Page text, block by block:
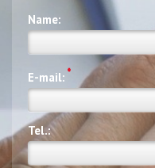
Name:
E-mail: *
Tel.: